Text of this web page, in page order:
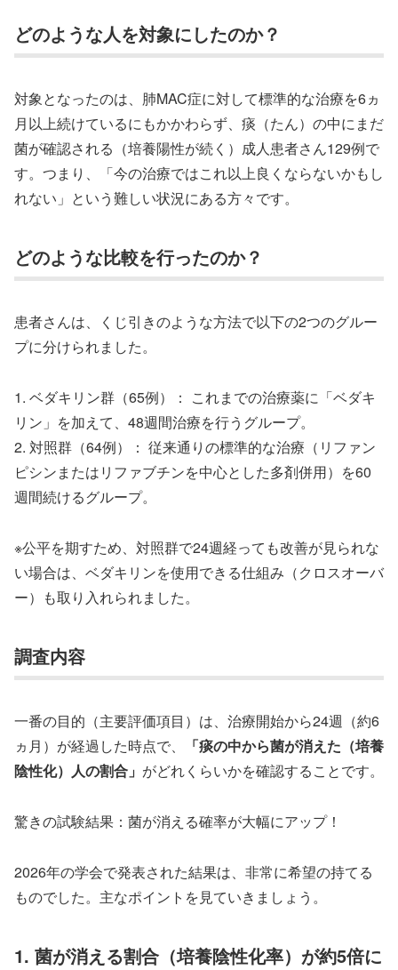
どのような人を対象にしたのか？
対象となったのは、肺MAC症に対して標準的な治療を6ヵ
月以上続けているにもかかわらず、痰（たん）の中にまだ
菌が確認される（培養陽性が続く）成人患者さん129例で
す。つまり、「今の治療ではこれ以上良くならないかもし
れない」という難しい状況にある方々です。
どのような比較を行ったのか？
患者さんは、くじ引きのような方法で以下の2つのグルー
プに分けられました。
1. ベダキリン群（65例）： これまでの治療薬に「ベダキ
リン」を加えて、48週間治療を行うグループ。
2. 対照群（64例）： 従来通りの標準的な治療（リファン
ピシンまたはリファブチンを中心とした多剤併用）を60
週間続けるグループ。
※公平を期すため、対照群で24週経っても改善が見られな
い場合は、ベダキリンを使用できる仕組み（クロスオーバ
ー）も取り入れられました。
調査内容
一番の目的（主要評価項目）は、治療開始から24週（約6
ヵ月）が経過した時点で、
「痰の中から菌が消えた（培養
陰性化）人の割合」 がどれくらいかを確認することです。
驚きの試験結果：菌が消える確率が大幅にアップ！
2026年の学会で発表された結果は、非常に希望の持てる
ものでした。主なポイントを見ていきましょう。
1. 菌が消える割合（培養陰性化率）が約5倍に